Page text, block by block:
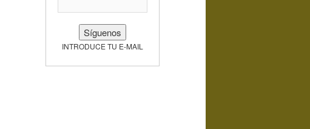
INTRODUCE TU E-MAIL